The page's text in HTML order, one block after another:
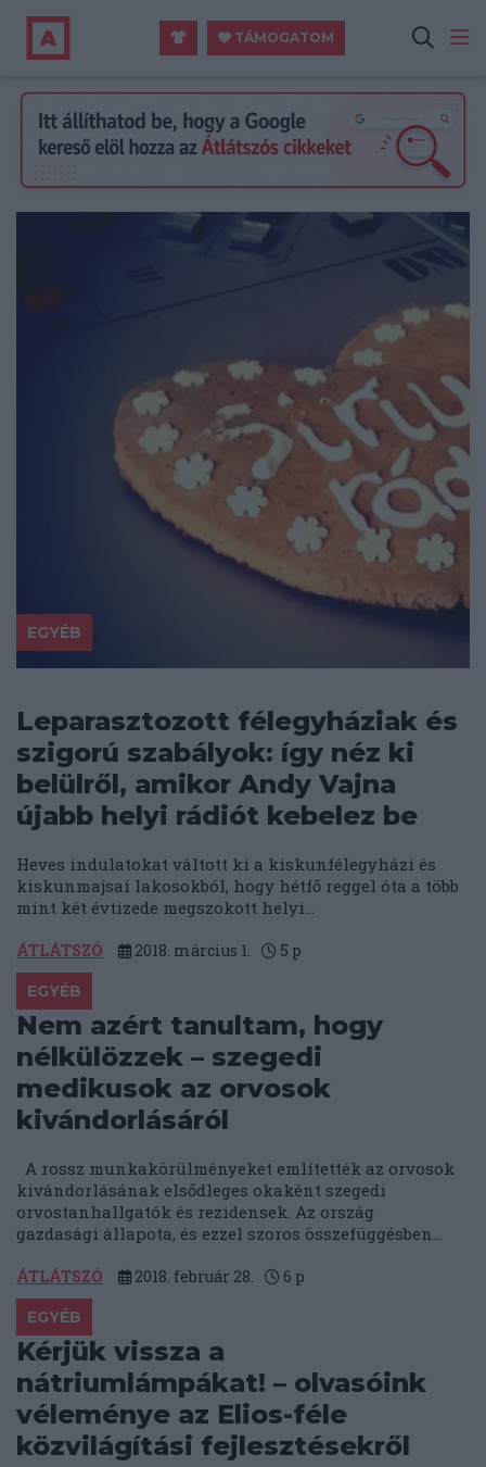
TÁMOGATOM
EGYÉB
Leparasztozott félegyháziak és
szigorú szabályok: így néz ki
belülről, amikor Andy Vajna
újabb helyi rádiót kebelez be
Heves indulatokat váltott ki a kiskunfélegyházi és
kiskunmajsai lakosokból, hogy hétfő reggel óta a több
mint két évtizede megszokott helyi...
ÁTLÁTSZÓ 2018. március 1. 5 p
EGYÉB
Nem azért tanultam, hogy
nélkülözzek – szegedi
medikusok az orvosok
kivándorlásáról
A rossz munkakörülményeket említették az orvosok
kivándorlásának elsődleges okaként szegedi
orvostanhallgatók és rezidensek. Az ország
gazdasági állapota, és ezzel szoros összefüggésben...
ÁTLÁTSZÓ 2018. február 28. 6 p
EGYÉB
Kérjük vissza a
nátriumlámpákat! – olvasóink
véleménye az Elios-féle
közvilágítási fejlesztésekről